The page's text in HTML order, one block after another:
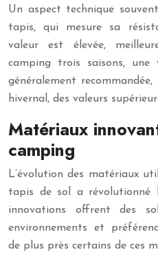
Un aspect technique
tapis, qui mesure sa
valeur est élevée,
camping trois saisons,
généralement
hivernal, des valeurs
Matériaux
camping
L’évolution des matériaux
tapis de sol a révolutionné
innovations offrent des
environnements et
de plus près certains de ces